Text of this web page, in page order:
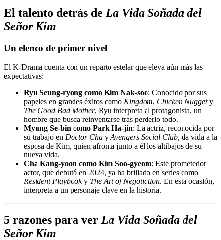
El talento detrás de La Vida Soñada del
Señor Kim
Un elenco de primer nivel
El K-Drama cuenta con un reparto estelar que eleva aún más las
expectativas:
Ryu Seung-ryong como Kim Nak-soo: Conocido por sus
papeles en grandes éxitos como Kingdom, Chicken Nuggety
The Good Bad Mother, Ryu interpreta al protagonista, un
hombre que busca reinventarse tras perderlo todo.
Myung Se-bin como Park Ha-jin: La actriz, reconocida por
su trabajo en Doctor Cha y Avengers Social Club, da vida a la
esposa de Kim, quien afronta junto a él los altibajos de su
nueva vida.
Cha Kang-yoon como Kim Soo-gyeom: Este prometedor
actor, que debutó en 2024, ya ha brillado en series como
Resident Playbooky The Art of Negotiation. En esta ocasión,
interpreta a un personaje clave en la historia.
5 razones para ver La Vida Soñada del
Señor Kim